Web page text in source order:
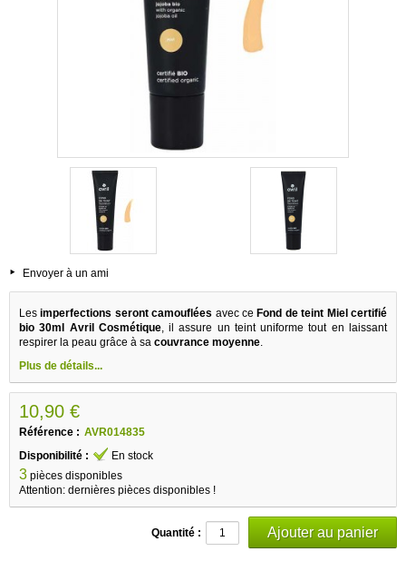
Envoyer à un ami
Lesimperfections seront camouflées avec ceFond de teint Miel certifié
bio 30ml Avril Cosmétique, il assure un teint uniforme tout en laissant
respirer la peau grâce à sa couvrance moyenne.
Plus de détails...
10,90 €
Référence : AVR014835
Disponibilité :
En stock
3 pièces disponibles
Attention: dernières pièces disponibles !
Quantité :